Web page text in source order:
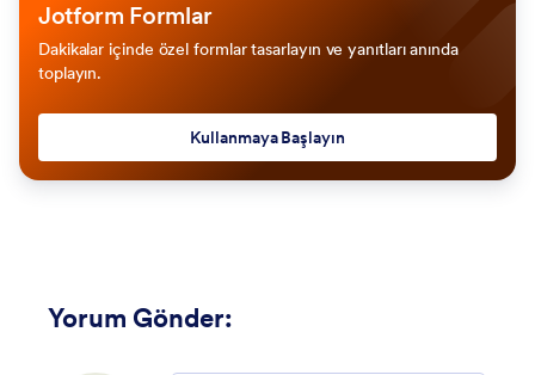
Jotform Formlar
Dakikalar içinde özel formlar tasarlayın ve yanıtları anında
toplayın.
Kullanmaya Başlayın
Yorum Gönder: